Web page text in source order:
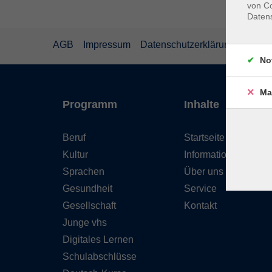
AGB Impressum Datenschutzerklärung
Programm
Beruf
Kultur
Sprachen
Gesundheit
Gesellschaft
Junge vhs
Digitales Lernen
Schulabschlüsse
Inhalte
Startseite
Informationen
Über uns
Service
Kontakt
von